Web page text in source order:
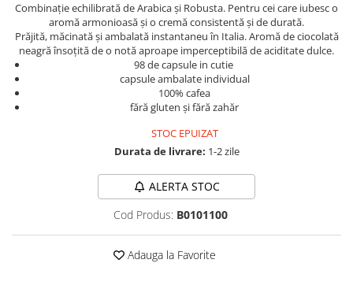
Combinație echilibrată de Arabica și Robusta. Pentru cei care iubesc o
aromă armonioasă și o cremă consistentă și de durată.
Prăjită, măcinată și ambalată instantaneu în Italia. Aromă de ciocolată
neagră însoțită de o notă aproape imperceptibilă de aciditate dulce.
98 de capsule in cutie
capsule ambalate individual
100% cafea
fără gluten și fără zahăr
STOC EPUIZAT
Durata de livrare: 1-2 zile
ALERTA STOC
Cod Produs: B0101100
Adauga la Favorite